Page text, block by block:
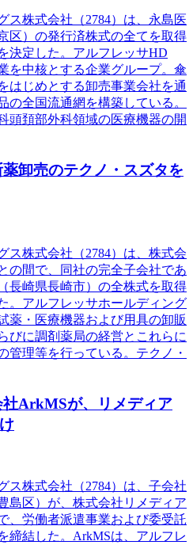
ス株式会社（2784）は、永島医
区）の発行済株式の全てを取得
決定した。アルフレッサHD
を中核とする企業グループ。傘
はじめとする卸売事業会社を通
の全国流通網を構築している。
頭頚部外科領域の医療機器の開
卸売のテクノ・スズタを
ス株式会社（2784）は、株式会
の間で、同社の完全子会社であ
長崎県長崎市）の全株式を取得
。アルフレッサホールディング
薬・医療機器および用具の卸販
びに調剤薬局の経営とこれらに
管理等を行っている。テクノ・
ArkMSが、リメディア
ス株式会社（2784）は、子会社
島区）が、株式会社リメディア
、労働者派遣事業および委受託
締結した。ArkMSは、アルフレ